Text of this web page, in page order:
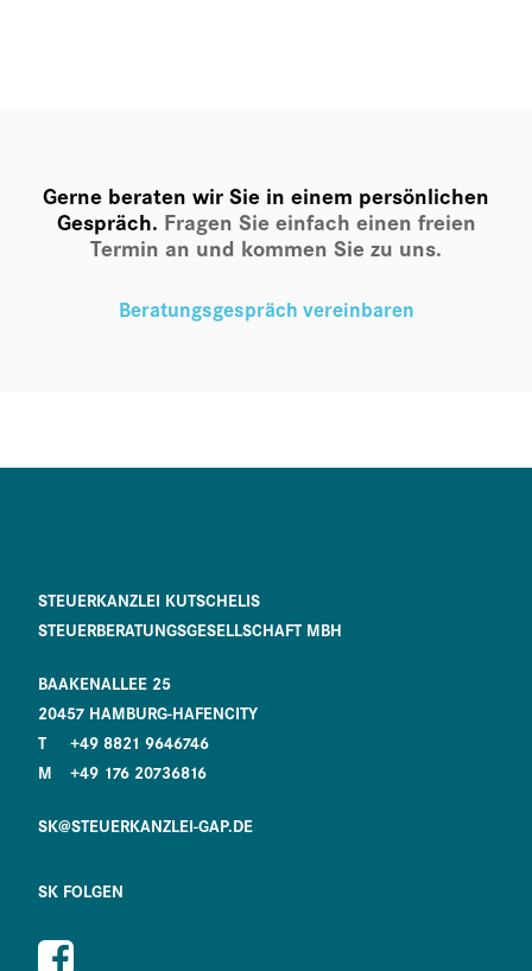
Gerne beraten wir Sie in einem persönlichen
Gespräch. Fragen Sie einfach einen freien
Termin an und kommen Sie zu uns.
Beratungsgespräch vereinbaren
STEUERKANZLEI KUTSCHELIS
STEUERBERATUNGSGESELLSCHAFT MBH
BAAKENALLEE 25
20457 HAMBURG-HAFENCITY
T
+49 8821 9646746
M
+49 176 20736816
SK@STEUERKANZLEI-GAP.DE
SK FOLGEN